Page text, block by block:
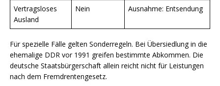
Vertragsloses
Ausland
Nein Ausnahme: Entsendung
Für spezielle Fälle gelten Sonderregeln. Bei Übersiedlung in die
ehemalige DDR vor 1991 greifen bestimmte Abkommen. Die
deutsche Staatsbürgerschaft allein reicht nicht für Leistungen
nach dem Fremdrentengesetz.